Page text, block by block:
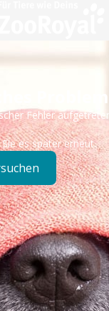
Problem
Fehler
Sie es später erneut.